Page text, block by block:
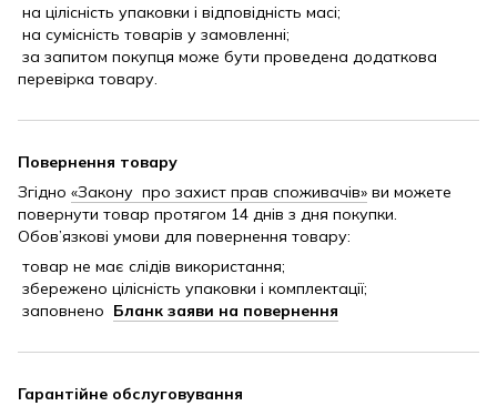
на цілісність упаковки і відповідність масі;
на сумісність товарів у замовленні;
за запитом покупця може бути проведена додаткова
перевірка товару.
Повернення товару
Згідно «Закону про захист прав споживачів» ви можете
повернути товар протягом 14 днів з дня покупки.
Обов’язкові умови для повернення товару:
товар не має слідів використання;
збережено цілісність упаковки і комплектації;
заповнено Бланк заяви на повернення
Гарантійне обслуговування